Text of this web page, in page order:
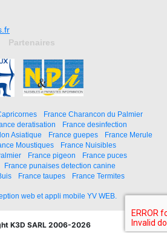
Partenaires
France Charancon du Palmier
deratisation
France desinfection
Asiatique France guepes
France Merule
Moustiques
France Nuisibles
France pigeon
France puces
France punaises detection canine
France taupes France Termites
web et appli mobile YV WEB.
K3D SARL 2006-2026